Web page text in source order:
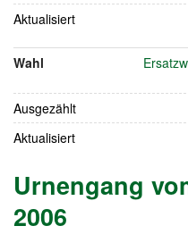
Aktualisiert
Wahl
Ausgezählt
Aktualisiert
Urnengang
2006